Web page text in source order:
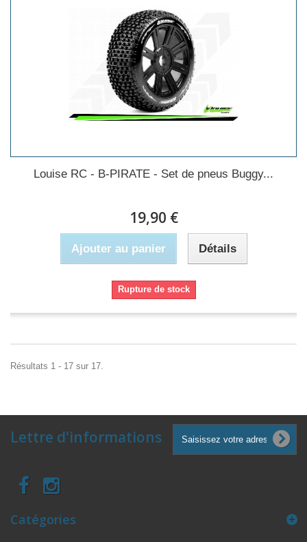
Louise RC - B-PIRATE - Set de pneus Buggy...
19,90 €
Ajouter au panier Détails
Rupture de stock
Résultats 1 - 17 sur 17.
Lettre d'informations
Catégories